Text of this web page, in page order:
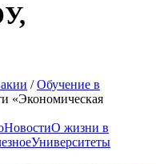
/Обучение в
«Экономическая
НовостиО жизни в
Университеты